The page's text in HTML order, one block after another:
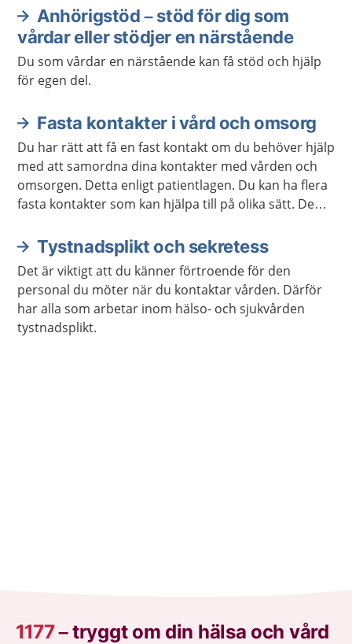
Anhörigstöd – stöd för dig som
vårdar eller stödjer en närstående
Du som vårdar en närstående kan få stöd och hjälp
för egen del.
Fasta kontakter i vård och omsorg
Du har rätt att få en fast kontakt om du behöver hjälp
med att samordna dina kontakter med vården och
omsorgen. Detta enligt patientlagen. Du kan ha flera
fasta kontakter som kan hjälpa till på olika sätt. De
vård och omsorg.
Tystnadsplikt och sekretess
Det är viktigt att du känner förtroende för den
personal du möter när du kontaktar vården. Därför
har alla som arbetar inom hälso- och sjukvården
tystnadsplikt.
1177–tryggt om din hälsa och vård